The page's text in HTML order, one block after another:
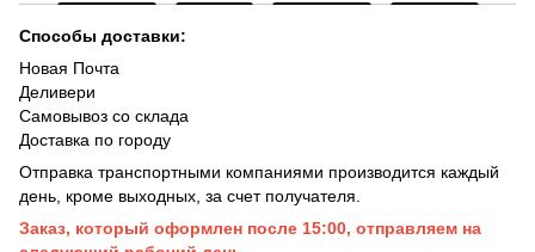
Способы доставки:
Новая Почта
Деливери
Самовывоз со склада
Доставка по городу
Отправка транспортными компаниями производится каждый
день, кроме выходных, за счет получателя.
Заказ, который оформлен после 15:00, отправляем на